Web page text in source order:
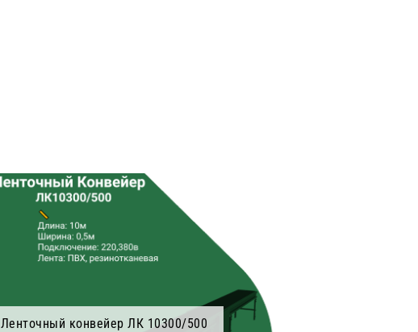
Ленточный конвейер ЛК 10300/500